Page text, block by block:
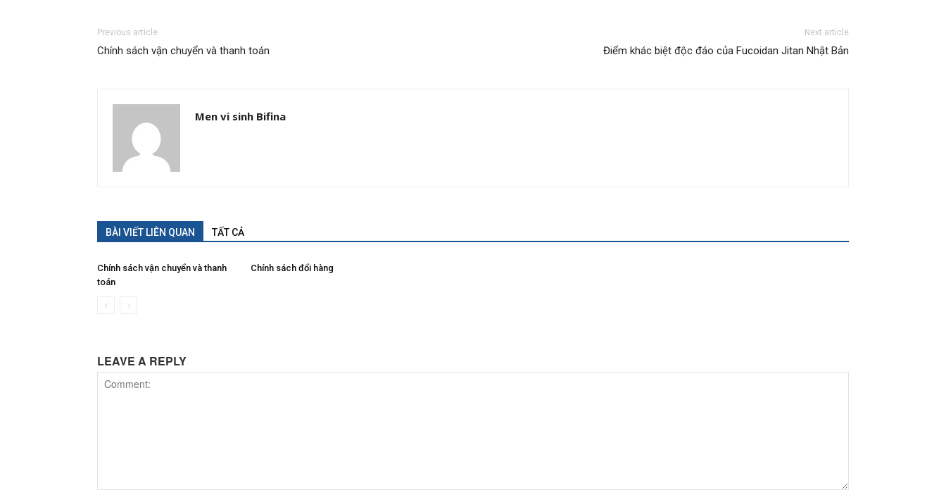
Previous article
Chính sách vận chuyển và thanh toán
Next article
Điểm khác biệt độc đáo của Fucoidan Jitan Nhật Bản
Men vi sinh Bifina
BÀI VIẾT LIÊN QUAN TẤT CẢ
Chính sách vận chuyển và thanh
toán
Chính sách đổi hàng
LEAVE A REPLY